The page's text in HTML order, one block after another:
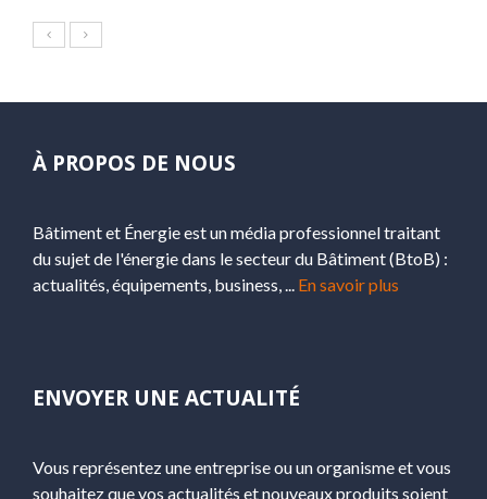
À PROPOS DE NOUS
Bâtiment et Énergie est un média professionnel traitant
du sujet de l'énergie dans le secteur du Bâtiment (BtoB) :
actualités, équipements, business, ... En savoir plus
ENVOYER UNE ACTUALITÉ
Vous représentez une entreprise ou un organisme et vous
souhaitez que vos actualités et nouveaux produits soient